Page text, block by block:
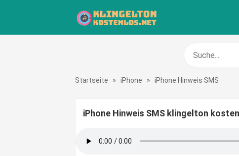
Startseite » iPhone » iPhone Hinweis SMS
iPhone Hinweis SMS klingelton